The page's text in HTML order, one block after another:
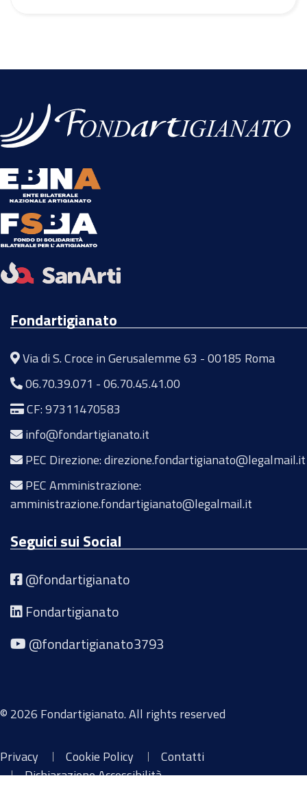
Fondartigianato
Via di S. Croce in Gerusalemme 63 - 00185 Roma
06.70.39.071 -06.70.45.41.00
CF: 97311470583
info@fondartigianato.it
PEC Direzione: direzione.fondartigianato@legalmail.it
PEC Amministrazione:
amministrazione.fondartigianato@legalmail.it
Seguici sui Social
@fondartigianato
Fondartigianato
@fondartigianato3793
© 2026 Fondartigianato. All rights reserved
Privacy Cookie Policy
Contatti
Dichiarazione Accessibilità